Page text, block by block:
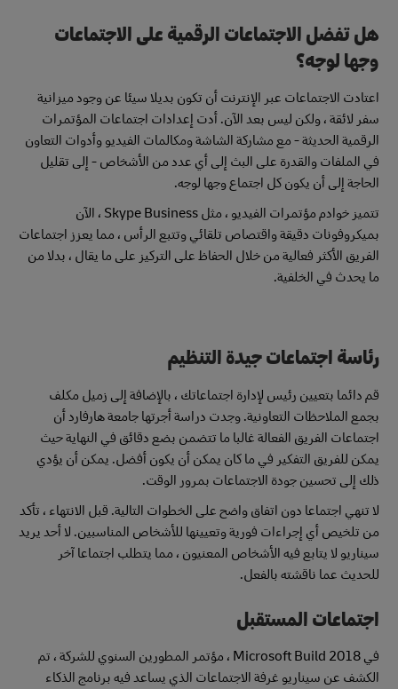
هل تفضل الاجتماعات الرقمية على الاجتماعات
وجها لوجه؟
اعتادت الاجتماعات عبر الإنترنت أن تكون بديلا سيئا عن وجود ميزانية
سفر لائقة ، ولكن ليس بعد الآن. أدت إعدادات اجتماعات المؤتمرات
الرقمية الحديثة - مع مشاركة الشاشة ومكالمات الفيديو وأدوات التعاون
في الملفات والقدرة على البث إلى أي عدد من الأشخاص - إلى تقليل
الحاجة إلى أن يكون كل اجتماع وجها لوجه.
تتميز خوادم مؤتمرات الفيديو ، مثل Skype Business ، الآن
بميكروفونات دقيقة واقتصاص تلقائي وتتبع الرأس ، مما يعزز اجتماعات
الفريق الأكثر فعالية من خلال الحفاظ على التركيز على ما يقال ، بدلا من
ما يحدث في الخلفية.
رئاسة اجتماعات جيدة التنظيم
قم دائما بتعيين رئيس لإدارة اجتماعاتك ، بالإضافة إلى زميل مكلف
بجمع الملاحظات التعاونية. وجدت دراسة أجرتها جامعة هارفارد أن
اجتماعات الفريق الفعالة غالبا ما تتضمن بضع دقائق في النهاية حيث
يمكن للفريق التفكير في ما كان يمكن أن يكون أفضل. يمكن أن يؤدي
ذلك إلى تحسين جودة الاجتماعات بمرور الوقت.
لا تنهي اجتماعا دون اتفاق واضح على الخطوات التالية. قبل الانتهاء ، تأكد
من تلخيص أي إجراءات فورية وتعيينها للأشخاص المناسبين. لا أحد يريد
سيناريو لا يتابع فيه الأشخاص المعنيون ، مما يتطلب اجتماعا آخر
للحديث عما ناقشته بالفعل.
اجتماعات المستقبل
في Microsoft Build 2018 ، مؤتمر المطورين السنوي للشركة ، تم
الكشف عن سيناريو غرفة الاجتماعات الذي يساعد فيه برنامج الذكاء